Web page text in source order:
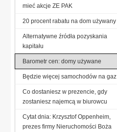
mieć akcje ZE PAK
20 procent rabatu na dom używany
Alternatywne źródła pozyskania
kapitału
Barometr cen: domy używane
Będzie więcej samochodów na gaz
Co dostaniesz w prezencie, gdy
zostaniesz najemcą w biurowcu
Cytat dnia: Krzysztof Oppenheim,
prezes firmy Nieruchomości Boża